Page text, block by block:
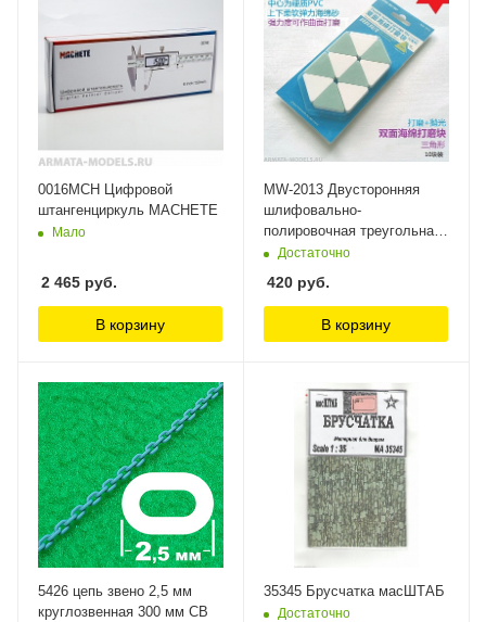
0016MCH Цифровой
штангенциркуль MACHETE
Мало
2 465 руб.
В корзину
MW-2013 Двусторонняя
шлифовально-
полировочная треугольная
губка ManWah
Достаточно
420 руб.
В корзину
5426 цепь звено 2,5 мм
круглозвенная 300 мм СВ
35345 Брусчатка масШТАБ
Достаточно